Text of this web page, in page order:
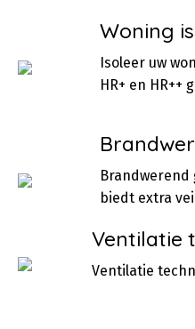
Woning
Isoleer uw
HR+ en HR++
biedt extra
Ventilatie
Ventilatie